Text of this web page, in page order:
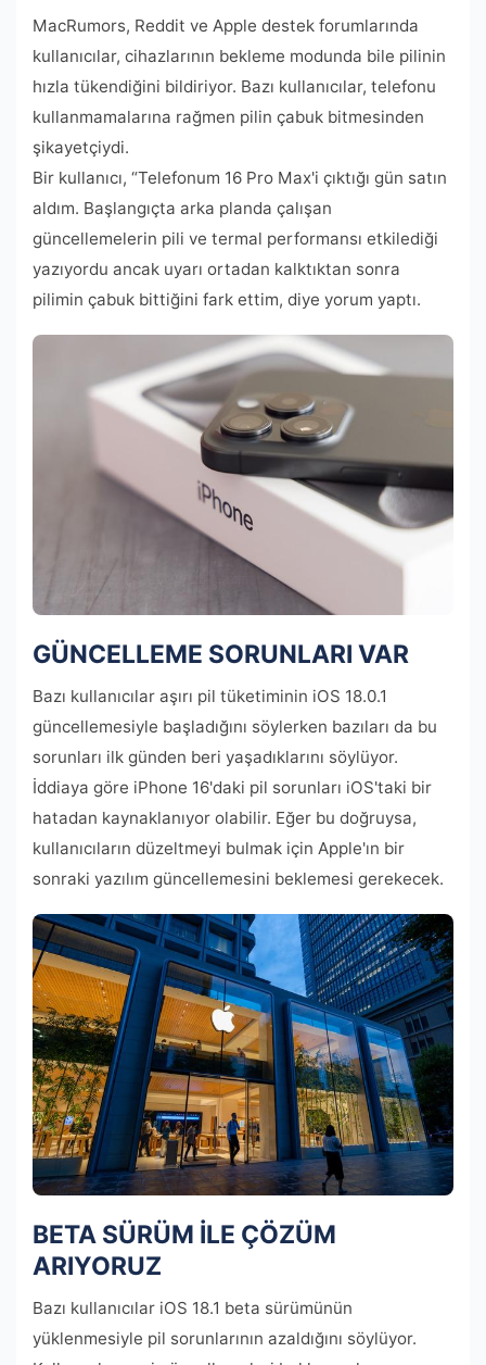
MacRumors, Reddit ve Apple destek forumlarında
kullanıcılar, cihazlarının bekleme modunda bile pilinin
hızla tükendiğini bildiriyor. Bazı kullanıcılar, telefonu
kullanmamalarına rağmen pilin çabuk bitmesinden
şikayetçiydi.
Bir kullanıcı, “Telefonum 16 Pro Max'i çıktığı gün satın
aldım. Başlangıçta arka planda çalışan
güncellemelerin pili ve termal performansı etkilediği
yazıyordu ancak uyarı ortadan kalktıktan sonra
pilimin çabuk bittiğini fark ettim, diye yorum yaptı.
GÜNCELLEME SORUNLARI VAR
Bazı kullanıcılar aşırı pil tüketiminin iOS 18.0.1
güncellemesiyle başladığını söylerken bazıları da bu
sorunları ilk günden beri yaşadıklarını söylüyor.
İddiaya göre iPhone 16'daki pil sorunları iOS'taki bir
hatadan kaynaklanıyor olabilir. Eğer bu doğruysa,
kullanıcıların düzeltmeyi bulmak için Apple'ın bir
sonraki yazılım güncellemesini beklemesi gerekecek.
BETA SÜRÜM İLE ÇÖZÜM
ARIYORUZ
Bazı kullanıcılar iOS 18.1 beta sürümünün
yüklenmesiyle pil sorunlarının azaldığını söylüyor.